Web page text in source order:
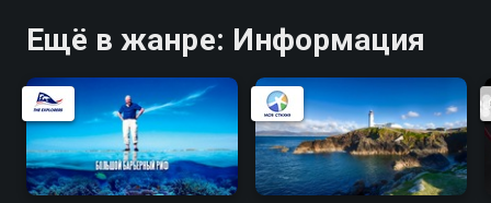
чем ему приходиться бороться
каждый день и тех, кто всегда
был рядом с ним
Ещё в жанре: Информация